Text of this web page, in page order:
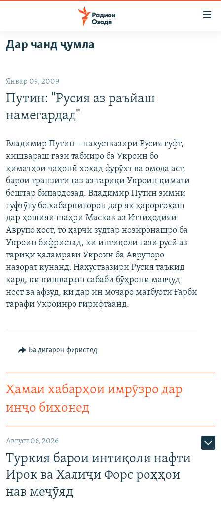
Ҷаҳиш
ба
аслӣ
Ҷаҳиш
ба
феҳристи
Ҷаҳиш
ГӮШАҲО
ҶОМЕА
ҚАЗИЯИ "КРОКУС"
ОСИЁИ МАРКАЗӢ
ФАРҲАНГ
МЕҲМОНИ ОЗОДӢ
ВАРЗИШ
РӮЗГОРИ МУҲОҶИР
САЛОМ, ХОҲАР
ТАҲҚИҚОТ
ҶАНГ ДАР УКРАИНА
НАЗАРИ МАРДУМ
БЛОГИСТОН
ОЗОДӢ ОНЛАЙН
ЧАНДРАСОНАӢ
ВИДЕО
НИГОРИСТОН
ГУЗОРИШҲОИ РАДИОӢ
РӮЙХАТҲО
КИТОБҲОИ ОЗОДӢ
Русский
ПАЙГИРӢ КУНЕД
Дар чанд ҷумла
Январ 09, 2009
Путин: "Русия аз раъйаш
намегардад"
Владимир Путин – нахуствазири Русия гуфт,
кишвараш гази табииро ба Укроин бо
қиматҳои ҷаҳонӣ хоҳад фурӯхт ва омода аст,
барои транзити газ аз тариқи Укроин қимати
бештар бипардозад. Владимир Путин зимни
гуфтӯгу бо хабарнигорон дар як қароргоҳаш
дар ҳошияи шаҳри Маскав аз Иттиҳодияи
Аврупо хост, то ҳарчӣ зудтар нозиронашро ба
Укроин бифристад, ки интиқоли гази русӣ аз
тариқи қаламрави Укроин ба Аврупоро
назорат кунанд. Нахуствазири Русия таъкид
кард, ки кишвараш сабаби бӯҳрони мавҷуд
нест ва афзуд, ки дар ин моҷаро матбуоти Ғарбӣ
тарафи Укроинро гирифтаанд.
Ба дигарон фиристед
Ҳамаи хабарҳои имрӯзро дар
инҷо бихонед
Август 06, 2026
Туркия барои интиқоли нафти
Ироқ ва Халиҷи Форс роҳҳои
нав меҷӯяд